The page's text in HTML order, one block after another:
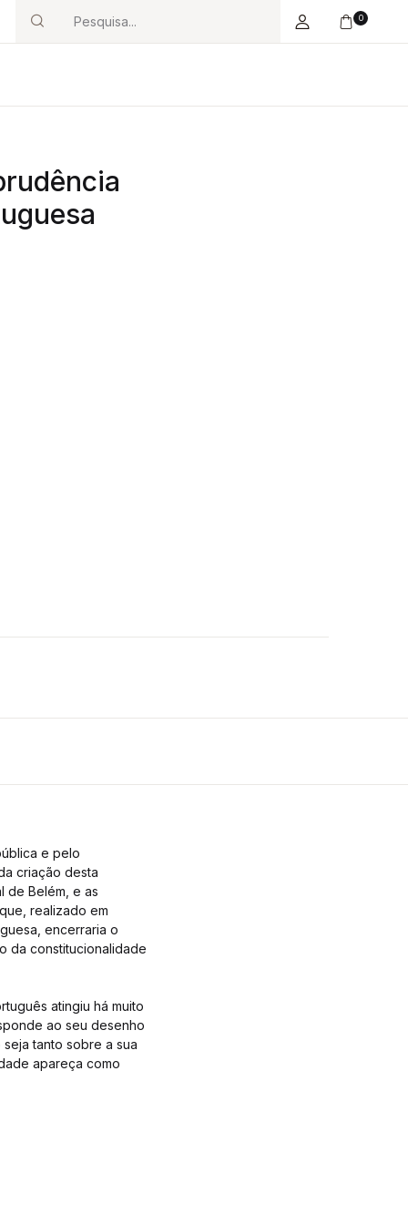
Search
0
e pelo
criação desta
de Belém, e as
realizado em
encerraria o
da constitucionalidade
atingiu há muito
ao seu desenho
tanto sobre a sua
apareça como